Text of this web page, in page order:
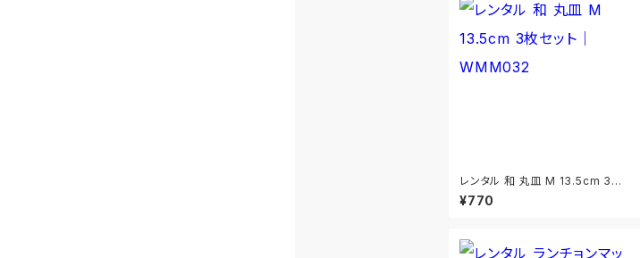
レンタル 和 丸皿 M 13.5cm 3枚
セット｜WMM032
¥770